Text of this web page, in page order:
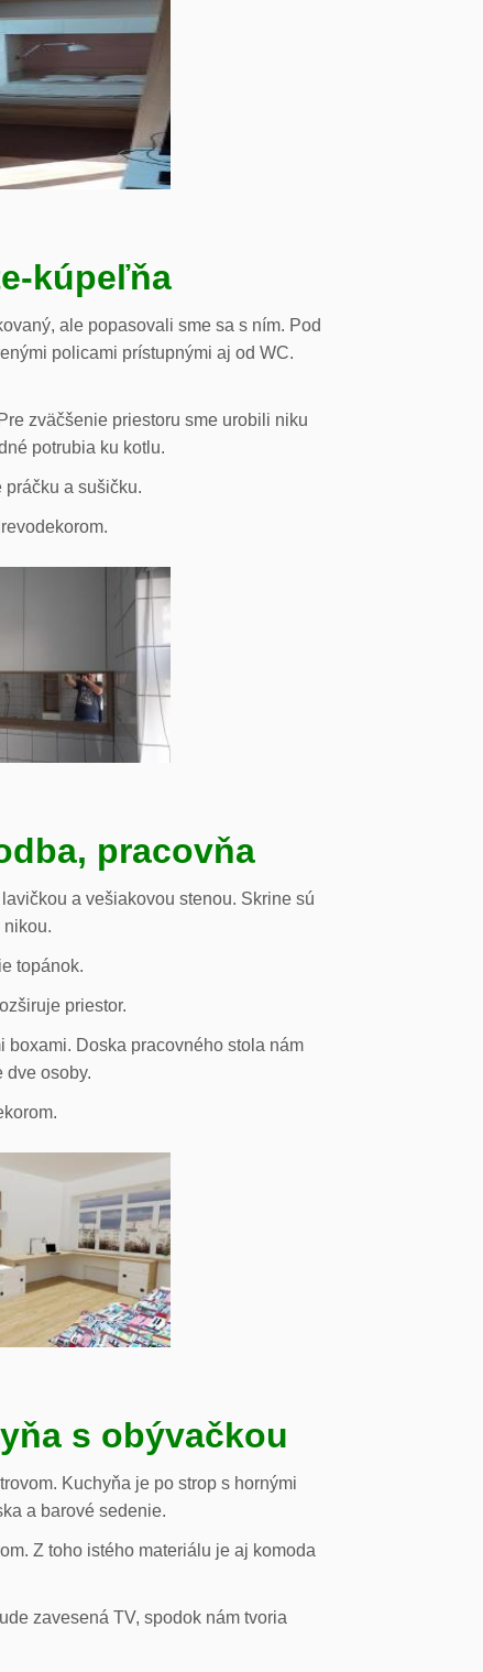
kúpeľňa
ale popasovali sme sa s ním. Pod
policami prístupnými aj od WC.
zväčšenie priestoru sme urobili niku
potrubia ku kotlu.
práčku a sušičku.
pracovňa
a vešiakovou stenou. Skrine sú
nikou.
topánok.
priestor.
Doska pracovného stola nám
dve osoby.
s obývačkou
Kuchyňa je po strop s hornými
a barové sedenie.
Z toho istého materiálu je aj komoda
zavesená TV, spodok nám tvoria